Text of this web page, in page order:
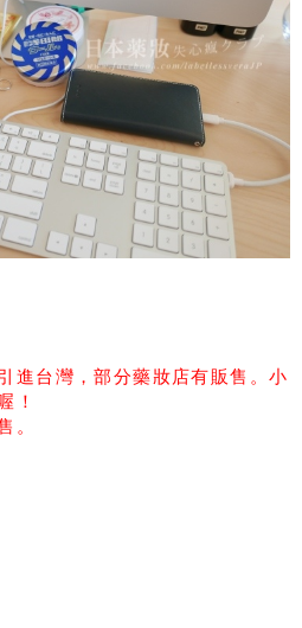
進台灣，部分藥妝店有販售。小
！
。